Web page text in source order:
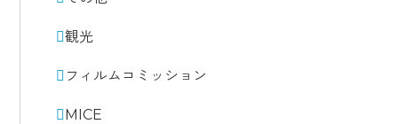
観光
フィルムコミッション
MICE